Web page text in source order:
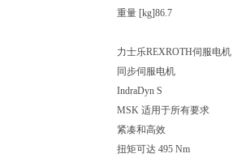
重量 [kg]86.7
力士乐REXROTH伺服电机
同步伺服电机
IndraDyn S
MSK 适用于所有要求
紧凑和高效
扭矩可达 495 Nm